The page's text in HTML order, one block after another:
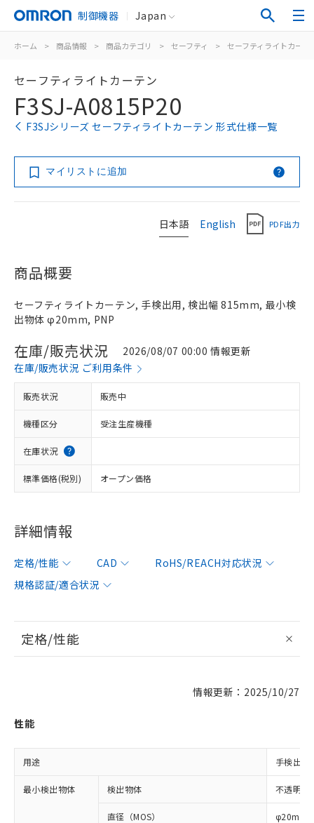
制御機器 Japan
ホーム > 商品情報 > 商品カテゴリ > セーフティ > セーフティライトカー
セーフティライトカーテン
F3SJ-A0815P20
F3SJシリーズ セーフティライトカーテン 形式仕様一覧
マイリストに追加
日本語 English PDF出力
商品概要
セーフティライトカーテン, 手検出用, 検出幅 815mm, 最小検
出物体 φ20mm, PNP
在庫/販売状況
2026/08/07 00:00 情報更新
在庫/販売状況 ご利用条件
販売状況 販売中
機種区分 受注生産機種
在庫状況
標準価格(税別) オープン価格
詳細情報
定格/性能 CAD
RoHS/REACH対応状況
規格認証/適合状況
定格/性能
情報更新：2025/10/27
性能
用途 手検出用
最小検出物体 検出物体 不透明体
直径（MOS） φ20mm